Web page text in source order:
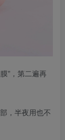
”，第二遍再
，半夜用也不